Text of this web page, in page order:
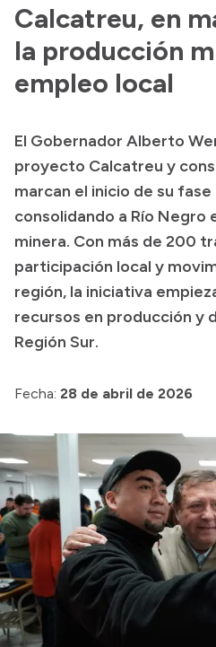
Delegaciones
Consultorios Propios
Presentación CV
Transparencia
Inversión en Salud
Licitaciones
Consulta de expedientes
Calcatreu, en
la producción
empleo local
El Gobernador Alberto
proyecto Calcatreu y
marcan el inicio de su
consolidando a Río Negro
minera. Con más de 200
participación local y
región, la iniciativa
recursos en producción y
Región Sur.
Fecha: 28 de abril de 2026